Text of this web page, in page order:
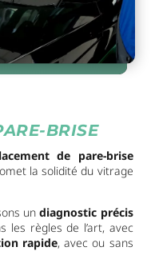
BRISE
de pare-brise
la solidité du vitrage
undiagnostic précis
les règles de l’art, avec
rapide, avec ou sans